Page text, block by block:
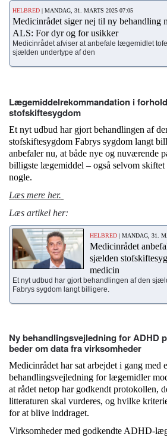
HELBRED | MANDAG, 31. MARTS 2025 07:05
Medicinrådet siger nej til ny behandling
ALS: For dyr og for usikker
Medicinrådet afviser at anbefale lægemidlet
sjælden undertype af den
Lægemiddelrekommandation i
stofskiftesygdom
Et nyt udbud har gjort behandlingen af
stofskiftesygdom Fabrys sygdom langt
anbefaler nu, at både nye og nuværende
billigste lægemiddel – også selvom
nogle.
Læs mere her.
Læs artikel her:
HELBRED | MANDAG, 31.
Medicinrådet
sjælden
medicin
Et nyt udbud har gjort behandlingen af den
Fabrys sygdom langt billigere.
Ny behandlingsvejledning for ADHD
beder om data fra virksomheder
Medicinrådet har sat arbejdet i gang med
behandlingsvejledning for lægemidler
at rådet netop har godkendt protokollen,
litteraturen skal vurderes, og hvilke
for at blive inddraget.
Virksomheder med godkendte ADHD-